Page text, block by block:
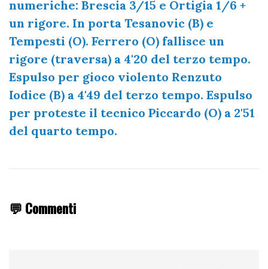
numeriche: Brescia 3/15 e Ortigia 1/6 +
un rigore. In porta Tesanovic (B) e
Tempesti (O). Ferrero (O) fallisce un
rigore (traversa) a 4'20 del terzo tempo.
Espulso per gioco violento Renzuto
Iodice (B) a 4'49 del terzo tempo. Espulso
per proteste il tecnico Piccardo (O) a 2'51
del quarto tempo.
💬 Commenti